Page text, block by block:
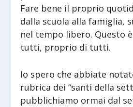
Fare bene il proprio
dalla scuola alla famiglia,
nel tempo libero. Questo
tutti, proprio di tutti.
Io spero che abbiate
rubrica dei “santi della
pubblichiamo ormai dal